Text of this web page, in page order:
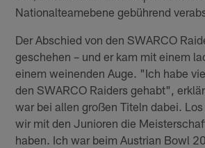
Nationalteamebene gebührend
Der Abschied von den SWARCO
geschehen – und er kam mit einem
einem weinenden Auge. "Ich habe
den SWARCO Raiders gehabt",
war bei allen großen Titeln dabei.
wir mit den Junioren die
haben. Ich war beim Austrian Bowl